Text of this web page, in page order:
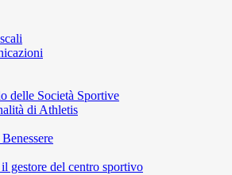
delle Società Sportive
di Athletis
gestore del centro sportivo